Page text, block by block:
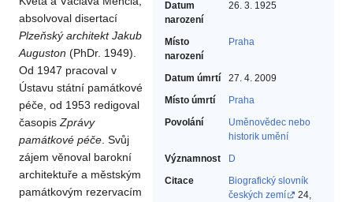
Datum
narození
26. 3. 1925
Místo
narození
Praha
Datum úmrtí
27. 4. 2009
Místo úmrtí
Praha
Povolání
Uměnovědec nebo
historik umění‎
Významnost
D
Citace
Biografický slovník
českých zemí
24,
absolvoval disertací
Plzeňský architekt Jakub
Auguston (PhDr. 1949).
Od 1947 pracoval v
Ústavu státní památkové
péče, od 1953 redigoval
časopis Zprávy
památkové péče . Svůj
zájem věnoval barokní
architektuře a městským
památkovým rezervacím